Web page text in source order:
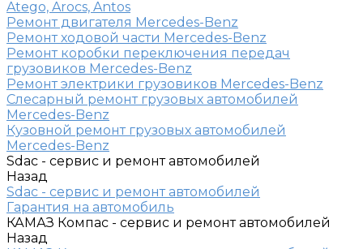
Atego, Arocs, Antos
Ремонт двигателя Mercedes-Benz
Ремонт ходовой части Mercedes-Benz
Ремонт коробки переключения передач
грузовиков Mercedes-Benz
Ремонт электрики грузовиков Mercedes-Benz
Слесарный ремонт грузовых автомобилей
Mercedes-Benz
Кузовной ремонт грузовых автомобилей
Mercedes-Benz
Sdac - сервис и ремонт автомобилей
Назад
Sdac - сервис и ремонт автомобилей
Гарантия на автомобиль
КАМАЗ Компас - сервис и ремонт автомобилей
Назад